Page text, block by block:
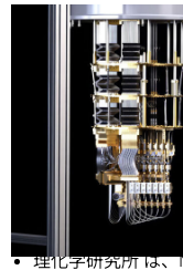
Share
ニュース概要：
理化学研究所 は